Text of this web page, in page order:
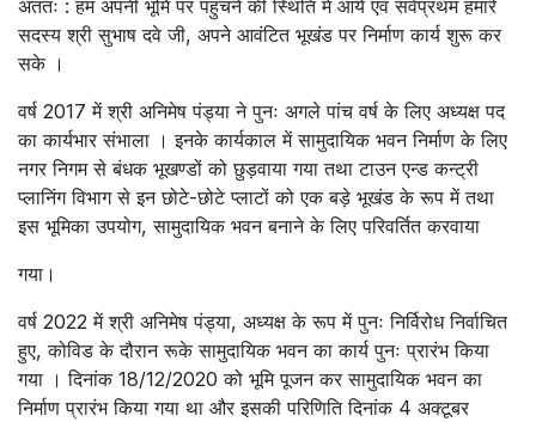
अंततः : हम अपनी भूमि पर पहुंचने की स्थिति में आये एवं सर्वप्रथम हमारे
सदस्य श्री सुभाष दवे जी, अपने आवंटित भूखंड पर निर्माण कार्य शुरू कर
सके ।
वर्ष 2017 में श्री अनिमेष पंड्या ने पुनः अगले पांच वर्ष के लिए अध्यक्ष पद
का कार्यभार संभाला । इनके कार्यकाल में सामुदायिक भवन निर्माण के लिए
नगर निगम से बंधक भूखण्डों को छुड़वाया गया तथा टाउन एन्ड कन्ट्री
प्लानिंग विभाग से इन छोटे-छोटे प्लाटों को एक बड़े भूखंड के रूप में तथा
इस भूमिका उपयोग, सामुदायिक भवन बनाने के लिए परिवर्तित करवाया
गया।
वर्ष 2022 में श्री अनिमेष पंड्या, अध्यक्ष के रूप में पुनः निर्विरोध निर्वाचित
हुए, कोविड के दौरान रूके सामुदायिक भवन का कार्य पुनः प्रारंभ किया
गया । दिनांक 18/12/2020 को भूमि पूजन कर सामुदायिक भवन का
निर्माण प्रारंभ किया गया था और इसकी परिणिति दिनांक 4 अक्टूबर